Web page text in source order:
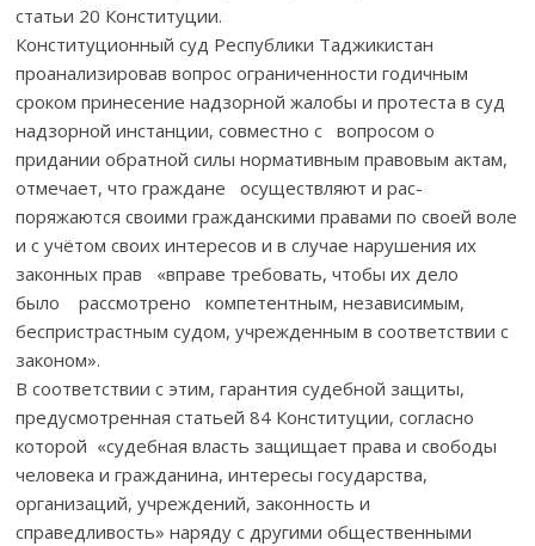
статьи 20 Конституции.
Конституционный суд Республики Таджикистан
проанализировав вопрос ограниченности годичным
сроком принесение надзорной жалобы и протеста в суд
надзорной инстанции, совместно с вопросом о
придании обратной силы нормативным правовым актам,
отмечает, что граждане осуществляют и рас-
поряжаются своими гражданскими правами по своей воле
и с учётом своих интересов и в случае нарушения их
законных прав «вправе требовать, чтобы их дело
было рассмотрено компетентным, независимым,
беспристрастным судом, учрежденным в соответствии с
законом».
В соответствии с этим, гарантия судебной защиты,
предусмотренная статьей 84 Конституции, согласно
которой «судебная власть защищает права и свободы
человека и гражданина, интересы государства,
организаций, учреждений, законность и
справедливость» наряду с другими общественными